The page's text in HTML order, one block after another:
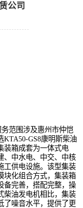
公司
范围涉及惠州市仲恺
KTA50-GS8康明斯柴油
装箱成套为一体式电
、中水电、中交、中核
工供电设施。该型集装
块化组合方式，集装箱
备完善，搭配完整，操
柴油发电机相比，集装
了噪音水平，提供了更